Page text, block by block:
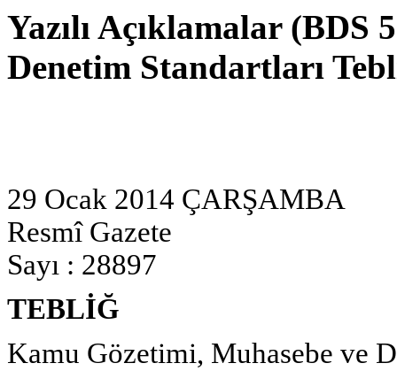
Yazılı Açıklamalar
Denetim Standartları
29 Ocak 2014 ÇARŞAMBA
Resmî Gazete
Sayı : 28897
TEBLİĞ
Kamu Gözetimi, Muhasebe ve